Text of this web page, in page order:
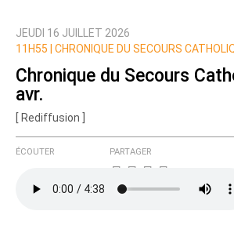
JEUDI 16 JUILLET 2026
11H55 |
CHRONIQUE DU SECOURS
Chronique du Secours
avr.
[ Rediffusion ]
ÉCOUTER PARTAGER